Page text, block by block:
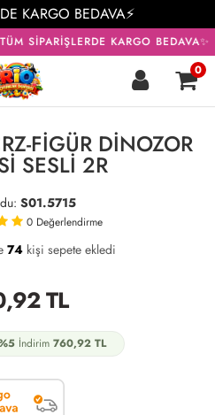
KARGO BEDAVA⚡
SİPARİŞLERDE KARGO BEDAVA✨
0
FİGÜR DİNOZOR
SESLİ 2R
S01.5715
0 Değerlendirme
74kişi sepete ekledi
18
TL
İndirim 760,92TL